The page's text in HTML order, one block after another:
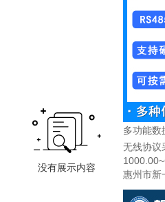
多功能数
无线协议
惠州市新